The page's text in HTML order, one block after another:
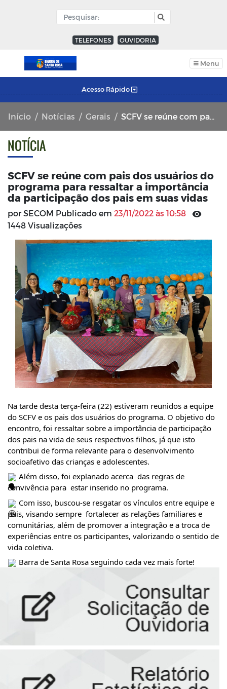
TELEFONES OUVIDORIA
Menu
Acesso Rápido
Início Notícias Gerais SCFV se reúne com pais dos usuários do programa para ressaltar a importância da participação dos pais em suas vidas
NOTÍCIA
SCFV se reúne com pais dos usuários do
programa para ressaltar a importância
da participação dos pais em suas vidas
por SECOM Publicado em 23/11/2022 às 10:58
1448 Visualizações
Na tarde desta terça-feira (22) estiveram reunidos a equipe
do SCFV e os pais dos usuários do programa. O objetivo do
encontro, foi ressaltar sobre a importância de participação
dos pais na vida de seus respectivos filhos, já que isto
contribui de forma relevante para o desenvolvimento
socioafetivo das crianças e adolescentes.
Além disso, foi explanado acerca  das regras de
convivência para  estar inserido no programa.
Com isso, buscou-se resgatar os vínculos entre equipe e
pais, visando sempre  fortalecer as relações familiares e
comunitárias, além de promover a integração e a troca de
experiências entre os participantes, valorizando o sentido de
vida coletiva.
Barra de Santa Rosa seguindo cada vez mais forte!